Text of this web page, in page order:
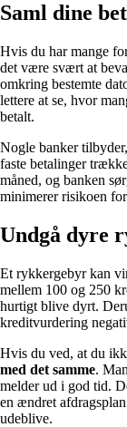
Saml dine
Hvis du har mange
det være svært at
omkring bestemte
lettere at se, hvor
betalt.
Nogle banker
faste betalinger
måned, og banken
minimerer risikoen
Undgå dyre
Et rykkergebyr kan
mellem 100 og 250
hurtigt blive dyrt.
kreditvurdering
Hvis du ved, at du
med det samme.
melder ud i god tid.
en ændret
udeblive.